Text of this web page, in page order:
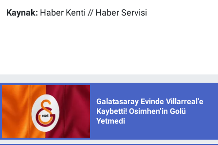
Kaynak: Haber Kenti // Haber Servisi
Galatasaray Evinde Villarreal’e
Kaybetti! Osimhen’in Golü
Yetmedi